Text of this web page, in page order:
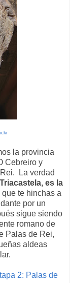
la provincia
Cebreiro y
La verdad
es la
te hinchas a
por un
sigue siendo
romano de
Palas de Rei,
aldeas
2: Palas de